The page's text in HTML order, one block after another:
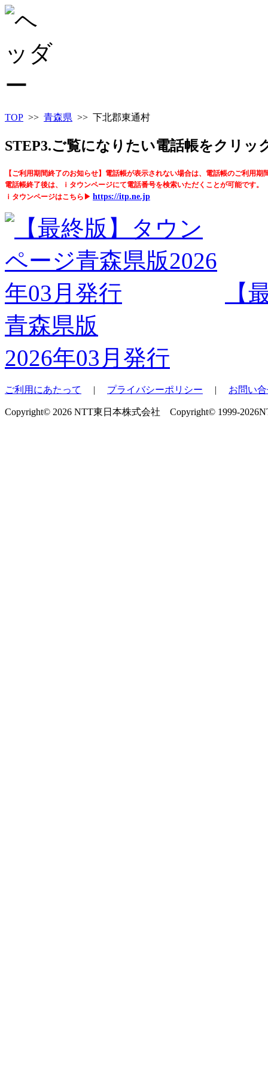
TOP >> 青森県 >> 下北郡東通村
STEP3.ご覧になりたい電話帳をクリッ
【ご利用期間終了のお知らせ】電話帳が表示されない場合は、電話帳のご利用期
電話帳終了後は、ｉタウンページにて電話番号を検索いただくことが可能です。
ｉタウンページはこちら▶ https://itp.ne.jp
【
青森県版
2026年03月発行
ご利用にあたって | プライバシーポリシー | お問い
Copyright© 2026 NTT東日本株式会社 Copyright© 1999-